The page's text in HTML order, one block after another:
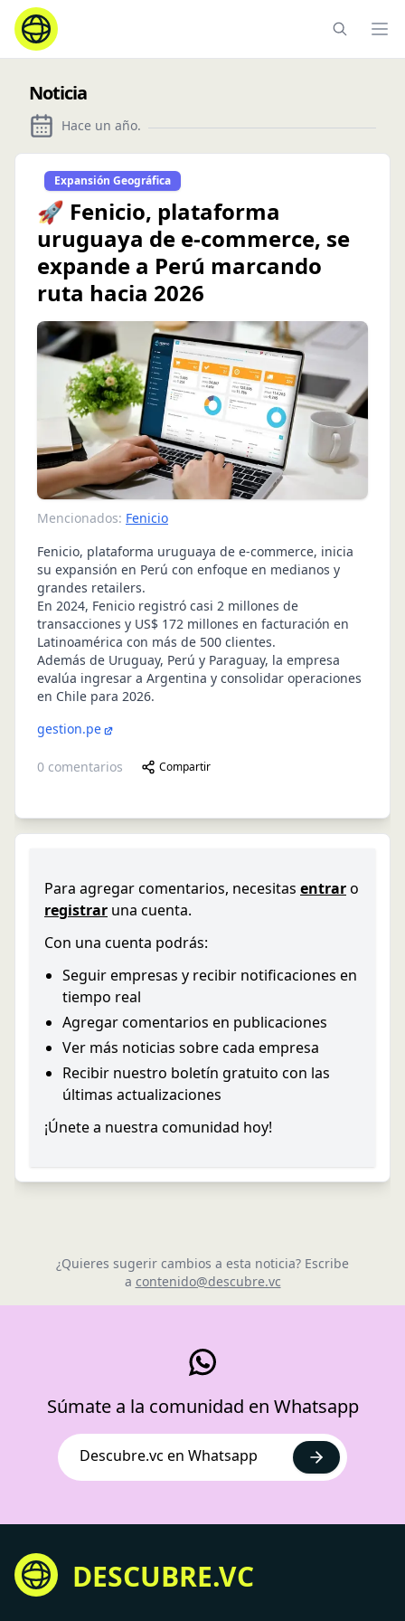
Noticia
Hace un año.
Expansión Geográfica
🚀 Fenicio, plataforma
uruguaya de e-commerce, se
expande a Perú marcando
ruta hacia 2026
Mencionados: Fenicio
Fenicio, plataforma uruguaya de e-commerce, inicia
su expansión en Perú con enfoque en medianos y
grandes retailers.
En 2024, Fenicio registró casi 2 millones de
transacciones y US$ 172 millones en facturación en
Latinoamérica con más de 500 clientes.
Además de Uruguay, Perú y Paraguay, la empresa
evalúa ingresar a Argentina y consolidar operaciones
en Chile para 2026.
gestion.pe
0 comentarios Compartir
Para agregar comentarios, necesitas entraro
registrar una cuenta.
Con una cuenta podrás:
Seguir empresas y recibir notificaciones en
tiempo real
Agregar comentarios en publicaciones
Ver más noticias sobre cada empresa
Recibir nuestro boletín gratuito con las
últimas actualizaciones
¡Únete a nuestra comunidad hoy!
¿Quieres sugerir cambios a esta noticia? Escribe
a contenido@descubre.vc
Súmate a la comunidad en Whatsapp
Descubre.vc en Whatsapp
DESCUBRE.VC